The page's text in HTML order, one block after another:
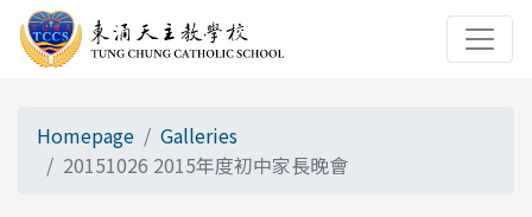
Homepage
Galleries
20151026 2015年度初中家長晚會